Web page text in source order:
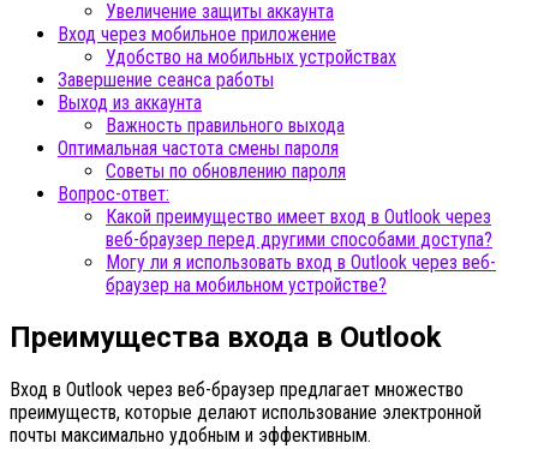
Увеличение защиты аккаунта
Вход через мобильное приложение
Удобство на мобильных устройствах
Завершение сеанса работы
Выход из аккаунта
Важность правильного выхода
Оптимальная частота смены пароля
Советы по обновлению пароля
Вопрос-ответ:
Какой преимущество имеет вход в Outlook через
веб-браузер перед другими способами доступа?
Могу ли я использовать вход в Outlook через веб-
браузер на мобильном устройстве?
Преимущества входа в Outlook
Вход в Outlook через веб-браузер предлагает множество
преимуществ, которые делают использование электронной
почты максимально удобным и эффективным.